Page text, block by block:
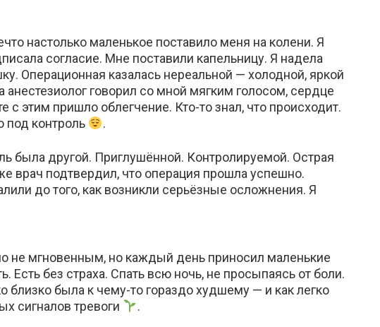
настолько маленькое поставило меня на колени. Я
согласие. Мне поставили капельницу. Я надела
Операционная казалась нереальной — холодной, яркой
анестезиолог говорил со мной мягким голосом, сердце
с этим пришло облегчение. Кто-то знал, что происходит.
под контроль
.
была другой. Приглушённой. Контролируемой. Острая
врач подтвердил, что операция прошла успешно.
до того, как возникли серьёзные осложнения. Я
не мгновенным, но каждый день приносил маленькие
Есть без страха. Спать всю ночь, не просыпаясь от боли.
близко была к чему-то гораздо худшему — и как легко
сигналов тревоги
.